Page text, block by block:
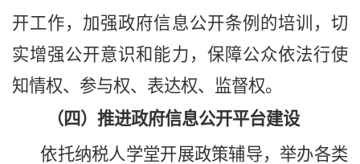
开工作，加强政府信息公开条例的培训，切
实增强公开意识和能力，保障公众依法行使
知情权、参与权、表达权、监督权。
（四）推进政府信息公开平台建设
依托纳税人学堂开展政策辅导，举办各类